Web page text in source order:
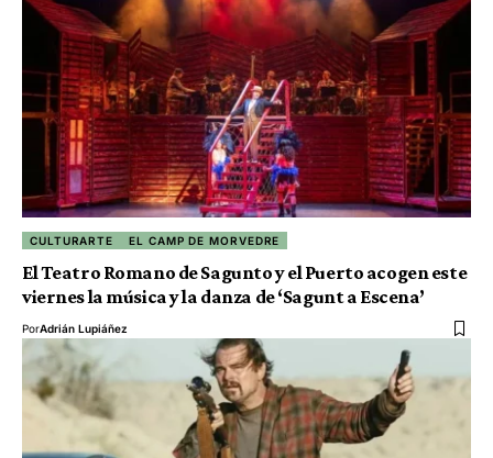
CULTURARTE EL CAMP DE MORVEDRE
El Teatro Romano de Sagunto y el Puerto acogen este
viernes la música y la danza de ‘Sagunt a Escena’
PorAdrián Lupiáñez